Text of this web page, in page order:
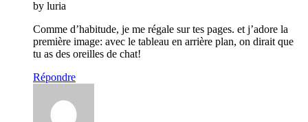
by luria
Comme d’habitude, je me régale sur tes pages. et j’adore la
première image: avec le tableau en arrière plan, on dirait que
tu as des oreilles de chat!
Répondre